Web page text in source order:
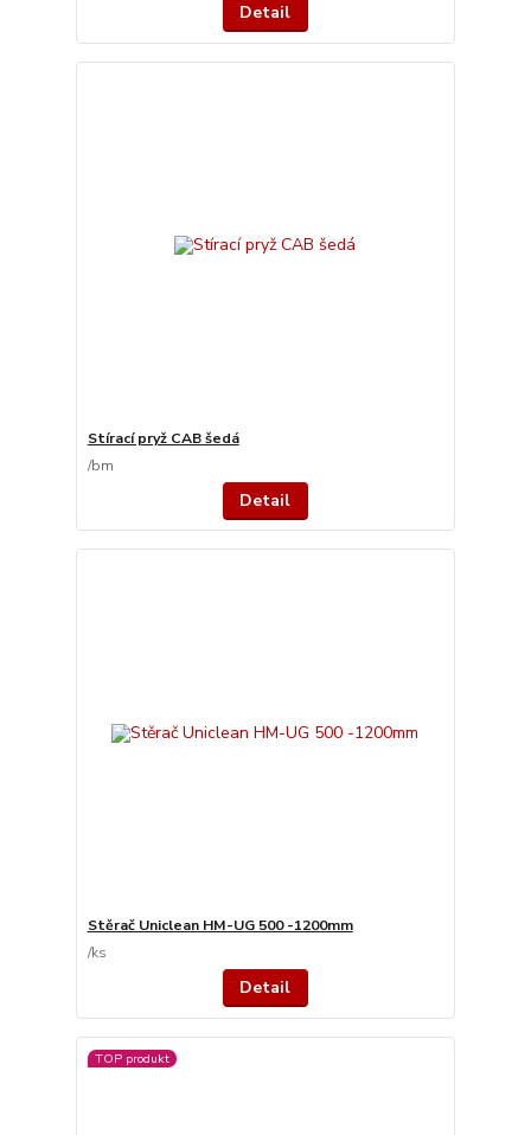
Detail
Stírací pryž CAB šedá
/bm
Detail
Stěrač Uniclean HM-UG 500 -1200mm
/ks
Detail
TOP produkt